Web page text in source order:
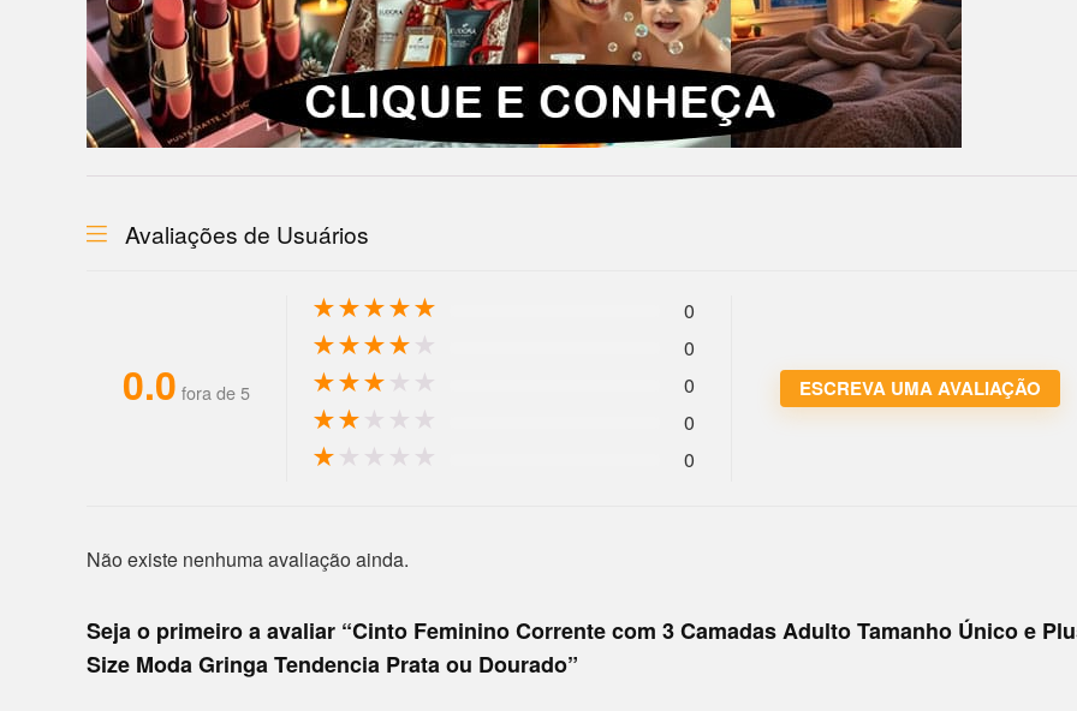
Avaliações de Usuários
0.0 fora de 5
★★★★★ 0
★★★★★ 0
★★★★ ★ 0
★★★ ★ ★ 0
★★ ★ ★ ★ 0
ESCREVA UMA AVALIAÇÃO
Não existe nenhuma avaliação ainda.
Seja o primeiro a avaliar “Cinto Feminino Corrente com 3 Camadas Adulto Tamanho Único e
Size Moda Gringa Tendencia Prata ou Dourado”